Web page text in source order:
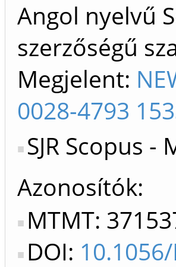
Angol nyelvű
szerzőségű
Megjelent:
0028-4793
SJR Scopus
Azonosítók
MTMT:
DOI: